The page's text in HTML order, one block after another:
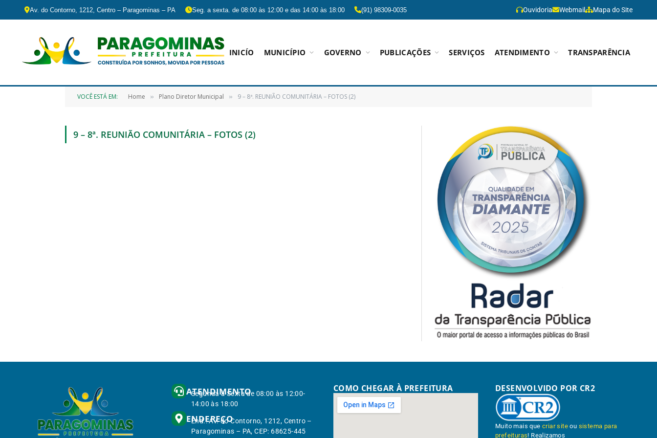
Av. do Contorno, 1212, Centro – Paragominas – PA Seg. a sexta. de 08:00 às 12:00 e das 14:00 às 18:00 (91) 98309-0035 Ouvidoria Webmail Mapa do Site
INICÍO MUNICÍPIO GOVERNO PUBLICAÇÕES SERVIÇOS ATENDIMENTO TRANSPARÊNCIA
VOCÊ ESTÁ EM: Home » Plano Diretor Municipal » 9 – 8ª. REUNIÃO COMUNITÁRIA – FOTOS (2)
9 – 8ª. REUNIÃO COMUNITÁRIA – FOTOS (2)
ATENDIMENTO
Segunda à Sexta de 08:00 às 12:00-
14:00 às 18:00
ENDEREÇO
End.: Av. do Contorno, 1212, Centro –
Paragominas – PA, CEP: 68625-445
COMO CHEGAR À PREFEITURA DESENVOLVIDO POR CR2
Muito mais quecriar site ou sistema para
prefeituras! Realizamos